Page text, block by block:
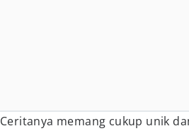
Ceritanya memang cukup unik